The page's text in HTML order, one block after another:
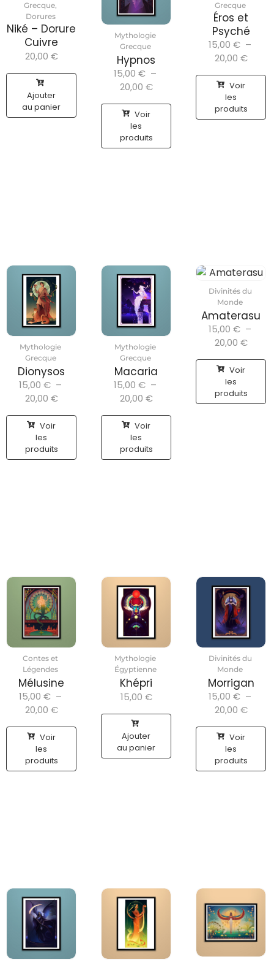
Grecque,
Dorures
Niké – Dorure
Cuivre
20,00 €
Ajouter
au panier
Mythologie
Grecque
Hypnos
15,00 € –
20,00 €
Voir
les
produits
Grecque
Éros et
Psyché
15,00 € –
20,00 €
Voir
les
produits
Mythologie
Grecque
Dionysos
15,00 € –
20,00 €
Voir
les
produits
Mythologie
Grecque
Macaria
15,00 € –
20,00 €
Voir
les
produits
Divinités du
Monde
Amaterasu
15,00 € –
20,00 €
Voir
les
produits
Contes et
Légendes
Mélusine
15,00 € –
20,00 €
Voir
les
produits
Mythologie
Égyptienne
Khépri
15,00 €
Ajouter
au panier
Divinités du
Monde
Morrigan
15,00 € –
20,00 €
Voir
les
produits